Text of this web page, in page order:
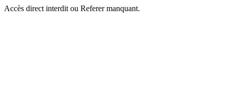
Accès direct interdit ou Referer manquant.